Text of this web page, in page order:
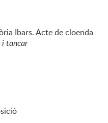
Ibars. Acte de cloenda
tancar